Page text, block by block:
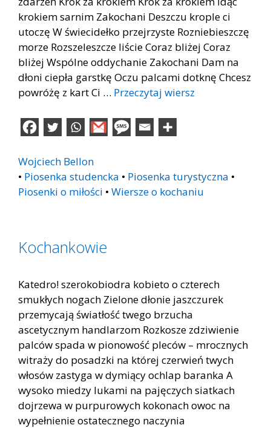
krokiem sarnim Zakochani Deszczu krople ci
utoczę W świecidełko przejrzyste Rozniebieszczę
morze Rozszeleszcze liście Coraz bliżej Coraz
bliżej Wspólne oddychanie Zakochani Dam na
dłoni ciepła garstkę Oczu palcami dotknę Chcesz
powróżę z kart Ci … Przeczytaj wiersz
Wojciech Bellon
• Piosenka studencka • Piosenka turystyczna •
Piosenki o miłości • Wiersze o kochaniu
Kochankowie
Katedro! szerokobiodra kobieto o czterech
smukłych nogach Zielone dłonie jaszczurek
przemycają światłość twego brzucha
ascetycznym handlarzom Rozkosze zdziwienie
palców spada w pionowość pleców – mrocznych
witraży do posadzki na której czerwień twych
włosów zastyga w dymiący ochlap baranka A
wysoko miedzy lukami na pajęczych siatkach
dojrzewa w purpurowych kokonach owoc na
wypełnienie ostatecznego naczynia